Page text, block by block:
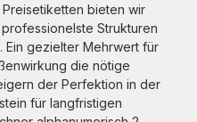
bieten wir
Strukturen
Ein gezielter Mehrwert für
die nötige
der Perfektion in der
für langfristigen